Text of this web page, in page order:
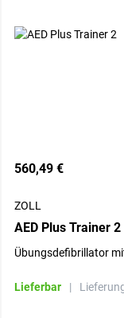
560,49 €
ZOLL
AED Plus Trainer 2
Übungsdefibrillator
Lieferbar |